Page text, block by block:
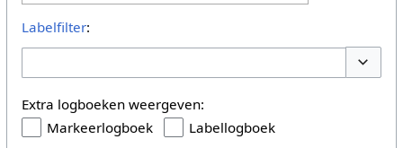
Labelfilter:
Extra logboeken weergeven:
Markeerlogboek
Labellogboek